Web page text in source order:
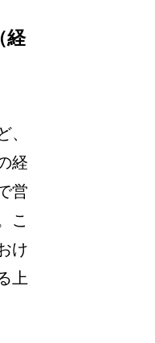
経
、
経
営
こ
け
上